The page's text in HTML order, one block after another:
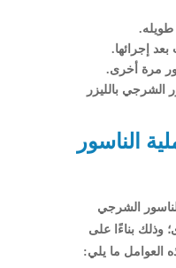
طويله.
إجرائها.
مرة أخرى.
الشرجي بالليزر
الناسور
الشرجي
وذلك بناءًا على
العوامل ما يلي: